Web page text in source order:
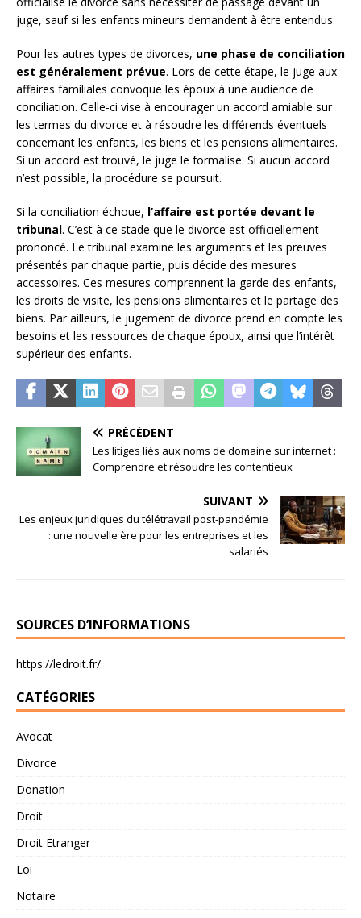
juge, sauf si les enfants mineurs demandent à être entendus.
Pour les autres types de divorces, une phase de conciliation
est généralement prévue. Lors de cette étape, le juge aux
affaires familiales convoque les époux à une audience de
conciliation. Celle-ci vise à encourager un accord amiable sur
les termes du divorce et à résoudre les différends éventuels
concernant les enfants, les biens et les pensions alimentaires.
Si un accord est trouvé, le juge le formalise. Si aucun accord
n’est possible, la procédure se poursuit.
Si la conciliation échoue, l’affaire est portée devant le
tribunal. C’est à ce stade que le divorce est officiellement
prononcé. Le tribunal examine les arguments et les preuves
présentés par chaque partie, puis décide des mesures
accessoires. Ces mesures comprennent la garde des enfants,
les droits de visite, les pensions alimentaires et le partage des
biens. Par ailleurs, le jugement de divorce prend en compte les
besoins et les ressources de chaque époux, ainsi que l’intérêt
supérieur des enfants.
PRÉCÉDENT
Les litiges liés aux noms de domaine sur internet :
Comprendre et résoudre les contentieux
SUIVANT
Les enjeux juridiques du télétravail post-pandémie
: une nouvelle ère pour les entreprises et les
salariés
SOURCES D’INFORMATIONS
https://ledroit.fr/
CATÉGORIES
Avocat
Divorce
Donation
Droit
Droit Etranger
Loi
Notaire